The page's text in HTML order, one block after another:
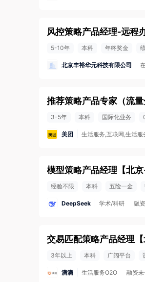
风控策略产品经理-远程
5-10年 本科 年终奖金
北京丰裕华元科技有限公司
推荐策略产品专家（流量
3-5年 本科 国际化业务
美团 生活服务,互联网,生活服
模型策略产品经理 【北
经验不限 本科 五险一金
DeepSeek 学术/科研 融
交易匹配策略产品经理 【
3年以上 本科 广阔平台
滴滴 生活服务O2O 融资